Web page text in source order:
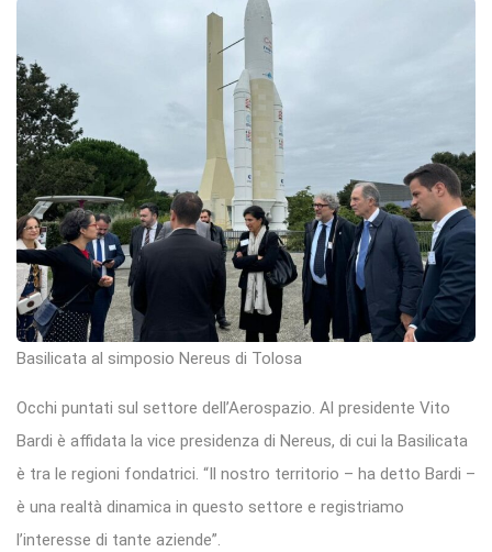
Basilicata al simposio Nereus di Tolosa
Occhi puntati sul settore dell’Aerospazio. Al presidente Vito
Bardi è affidata la vice presidenza di Nereus, di cui la Basilicata
è tra le regioni fondatrici. “Il nostro territorio – ha detto Bardi –
è una realtà dinamica in questo settore e registriamo
l’interesse di tante aziende”.